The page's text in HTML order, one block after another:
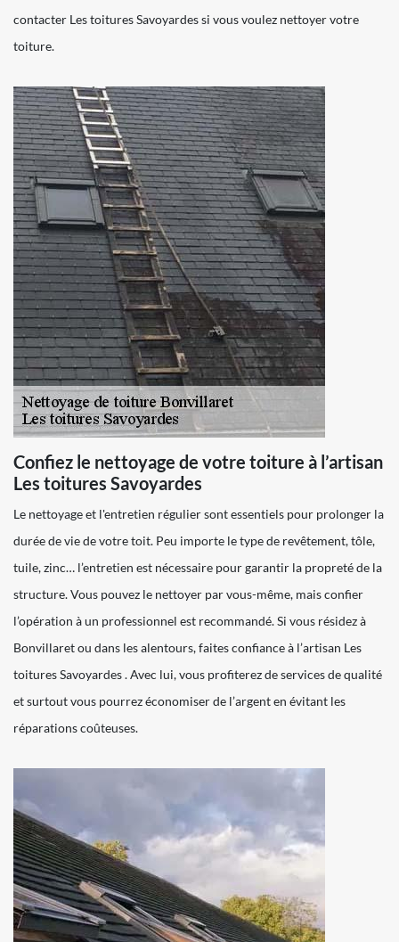
contacter Les toitures Savoyardes si vous voulez nettoyer votre
toiture.
Confiez le nettoyage de votre toiture à l’artisan
Les toitures Savoyardes
Le nettoyage et l'entretien régulier sont essentiels pour prolonger la
durée de vie de votre toit. Peu importe le type de revêtement, tôle,
tuile, zinc… l’entretien est nécessaire pour garantir la propreté de la
structure. Vous pouvez le nettoyer par vous-même, mais confier
l’opération à un professionnel est recommandé. Si vous résidez à
Bonvillaret ou dans les alentours, faites confiance à l’artisan Les
toitures Savoyardes . Avec lui, vous profiterez de services de qualité
et surtout vous pourrez économiser de l’argent en évitant les
réparations coûteuses.